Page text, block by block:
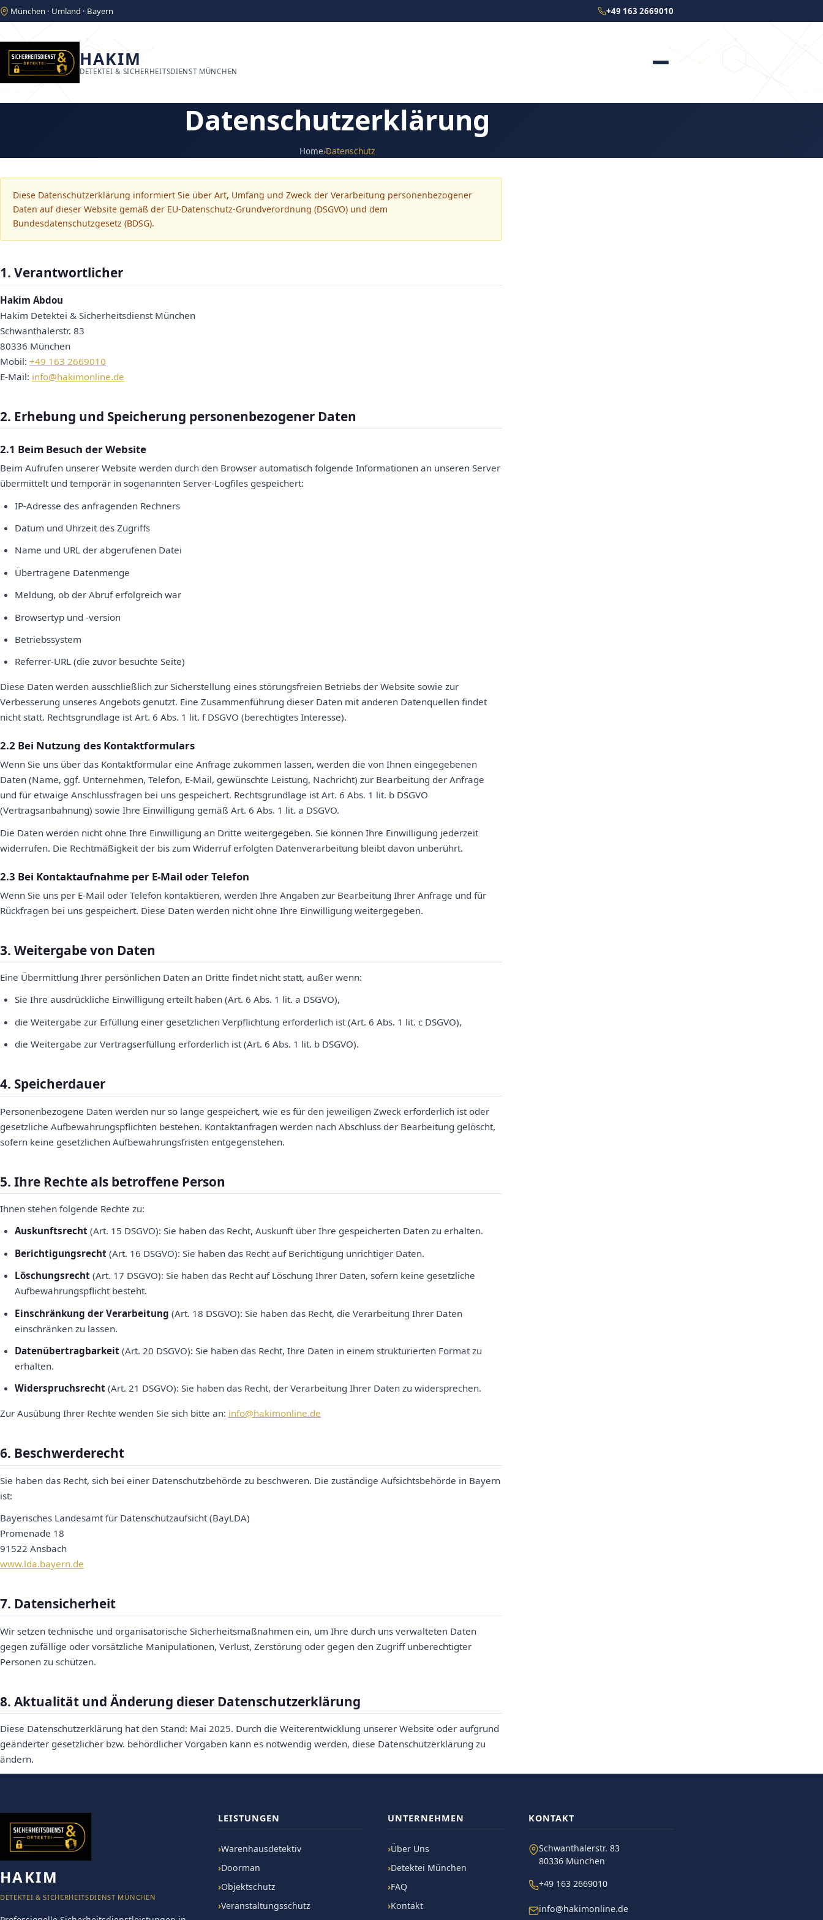
München · Umland · Bayern +49 163 2669010
HAKIM
DETEKTEI & SICHERHEITSDIENST MÜNCHEN
Datenschutzerklärung
Home›Datenschutz
Diese Datenschutzerklärung informiert Sie über Art, Umfang und Zweck der Verarbeitung personenbezogener
Daten auf dieser Website gemäß der EU-Datenschutz-Grundverordnung (DSGVO) und dem
Bundesdatenschutzgesetz (BDSG).
1. Verantwortlicher
Hakim Abdou
Hakim Detektei & Sicherheitsdienst München
Schwanthalerstr. 83
80336 München
Mobil: +49 163 2669010
E-Mail: info@hakimonline.de
2. Erhebung und Speicherung personenbezogener Daten
2.1 Beim Besuch der Website
Beim Aufrufen unserer Website werden durch den Browser automatisch folgende Informationen an unseren Server
übermittelt und temporär in sogenannten Server-Logfiles gespeichert:
IP-Adresse des anfragenden Rechners
Datum und Uhrzeit des Zugriffs
Name und URL der abgerufenen Datei
Übertragene Datenmenge
Meldung, ob der Abruf erfolgreich war
Browsertyp und -version
Betriebssystem
Referrer-URL (die zuvor besuchte Seite)
Diese Daten werden ausschließlich zur Sicherstellung eines störungsfreien Betriebs der Website sowie zur
Verbesserung unseres Angebots genutzt. Eine Zusammenführung dieser Daten mit anderen Datenquellen findet
nicht statt. Rechtsgrundlage ist Art. 6 Abs. 1 lit. f DSGVO (berechtigtes Interesse).
2.2 Bei Nutzung des Kontaktformulars
Wenn Sie uns über das Kontaktformular eine Anfrage zukommen lassen, werden die von Ihnen eingegebenen
Daten (Name, ggf. Unternehmen, Telefon, E-Mail, gewünschte Leistung, Nachricht) zur Bearbeitung der Anfrage
und für etwaige Anschlussfragen bei uns gespeichert. Rechtsgrundlage ist Art. 6 Abs. 1 lit. b DSGVO
(Vertragsanbahnung) sowie Ihre Einwilligung gemäß Art. 6 Abs. 1 lit. a DSGVO.
Die Daten werden nicht ohne Ihre Einwilligung an Dritte weitergegeben. Sie können Ihre Einwilligung jederzeit
widerrufen. Die Rechtmäßigkeit der bis zum Widerruf erfolgten Datenverarbeitung bleibt davon unberührt.
2.3 Bei Kontaktaufnahme per E-Mail oder Telefon
Wenn Sie uns per E-Mail oder Telefon kontaktieren, werden Ihre Angaben zur Bearbeitung Ihrer Anfrage und für
Rückfragen bei uns gespeichert. Diese Daten werden nicht ohne Ihre Einwilligung weitergegeben.
3. Weitergabe von Daten
Eine Übermittlung Ihrer persönlichen Daten an Dritte findet nicht statt, außer wenn:
Sie Ihre ausdrückliche Einwilligung erteilt haben (Art. 6 Abs. 1 lit. a DSGVO),
die Weitergabe zur Erfüllung einer gesetzlichen Verpflichtung erforderlich ist (Art. 6 Abs. 1 lit. c DSGVO),
die Weitergabe zur Vertragserfüllung erforderlich ist (Art. 6 Abs. 1 lit. b DSGVO).
4. Speicherdauer
Personenbezogene Daten werden nur so lange gespeichert, wie es für den jeweiligen Zweck erforderlich ist oder
gesetzliche Aufbewahrungspflichten bestehen. Kontaktanfragen werden nach Abschluss der Bearbeitung gelöscht,
sofern keine gesetzlichen Aufbewahrungsfristen entgegenstehen.
5. Ihre Rechte als betroffene Person
Ihnen stehen folgende Rechte zu:
Auskunftsrecht (Art. 15 DSGVO): Sie haben das Recht, Auskunft über Ihre gespeicherten Daten zu erhalten.
Berichtigungsrecht (Art. 16 DSGVO): Sie haben das Recht auf Berichtigung unrichtiger Daten.
Löschungsrecht (Art. 17 DSGVO): Sie haben das Recht auf Löschung Ihrer Daten, sofern keine gesetzliche
Aufbewahrungspflicht besteht.
Einschränkung der Verarbeitung (Art. 18 DSGVO): Sie haben das Recht, die Verarbeitung Ihrer Daten
einschränken zu lassen.
Datenübertragbarkeit (Art. 20 DSGVO): Sie haben das Recht, Ihre Daten in einem strukturierten Format zu
erhalten.
Widerspruchsrecht (Art. 21 DSGVO): Sie haben das Recht, der Verarbeitung Ihrer Daten zu widersprechen.
Zur Ausübung Ihrer Rechte wenden Sie sich bitte an: info@hakimonline.de
6. Beschwerderecht
Sie haben das Recht, sich bei einer Datenschutzbehörde zu beschweren. Die zuständige Aufsichtsbehörde in Bayern
ist:
Bayerisches Landesamt für Datenschutzaufsicht (BayLDA)
Promenade 18
91522 Ansbach
www.lda.bayern.de
7. Datensicherheit
Wir setzen technische und organisatorische Sicherheitsmaßnahmen ein, um Ihre durch uns verwalteten Daten
gegen zufällige oder vorsätzliche Manipulationen, Verlust, Zerstörung oder gegen den Zugriff unberechtigter
Personen zu schützen.
8. Aktualität und Änderung dieser Datenschutzerklärung
Diese Datenschutzerklärung hat den Stand: Mai 2025. Durch die Weiterentwicklung unserer Website oder aufgrund
geänderter gesetzlicher bzw. behördlicher Vorgaben kann es notwendig werden, diese Datenschutzerklärung zu
ändern.
HAKIM
DETEKTEI & SICHERHEITSDIENST MÜNCHEN
LEISTUNGEN
Warenhausdetektiv
Doorman
Objektschutz
Veranstaltungsschutz
UNTERNEHMEN
Über Uns
Detektei München
FAQ
Kontakt
KONTAKT
Schwanthalerstr. 83
80336 München
+49 163 2669010
info@hakimonline.de